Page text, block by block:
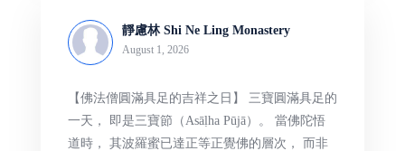
靜慮林 Shi Ne Ling Monastery
August 1, 2026
【佛法僧圓滿具足的吉祥之日】 三寶圓滿具足的
一天， 即是三寶節（Asāḷha Pūjā）。 當佛陀悟
道時， 其波羅蜜已達正等正覺佛的層次， 而非